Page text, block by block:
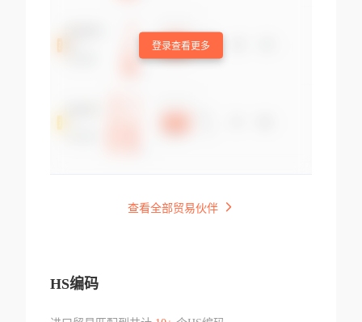
登录查看更多
查看全部贸易伙伴
HS编码